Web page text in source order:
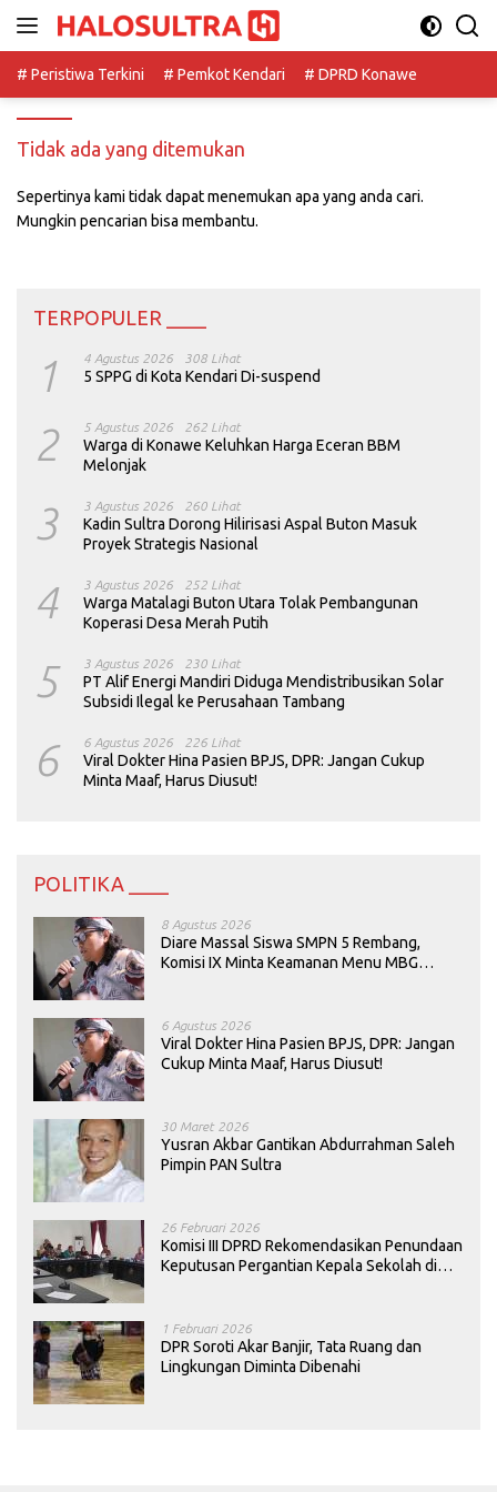
# Peristiwa Terkini
# Pemkot Kendari # DPRD Konawe
Tidak ada yang ditemukan
Sepertinya kami tidak dapat menemukan apa yang anda cari.
Mungkin pencarian bisa membantu.
TERPOPULER ____
1 4 Agustus 2026 308 Lihat
5 SPPG di Kota Kendari Di-suspend
2 5 Agustus 2026 262 Lihat
Warga di Konawe Keluhkan Harga Eceran BBM
Melonjak
3 3 Agustus 2026 260 Lihat
Kadin Sultra Dorong Hilirisasi Aspal Buton Masuk
Proyek Strategis Nasional
4 3 Agustus 2026 252 Lihat
Warga Matalagi Buton Utara Tolak Pembangunan
Koperasi Desa Merah Putih
5 3 Agustus 2026 230 Lihat
PT Alif Energi Mandiri Diduga Mendistribusikan Solar
Subsidi Ilegal ke Perusahaan Tambang
6 6 Agustus 2026 226 Lihat
Viral Dokter Hina Pasien BPJS, DPR: Jangan Cukup
Minta Maaf, Harus Diusut!
POLITIKA ____
8 Agustus 2026
Diare Massal Siswa SMPN 5 Rembang,
Komisi IX Minta Keamanan Menu MBG
6 Agustus 2026
Viral Dokter Hina Pasien BPJS, DPR: Jangan
Cukup Minta Maaf, Harus Diusut!
30 Maret 2026
Yusran Akbar Gantikan Abdurrahman Saleh
Pimpin PAN Sultra
26 Februari 2026
Komisi III DPRD Rekomendasikan Penundaan
Keputusan Pergantian Kepala Sekolah di
1 Februari 2026
DPR Soroti Akar Banjir, Tata Ruang dan
Lingkungan Diminta Dibenahi